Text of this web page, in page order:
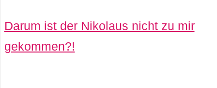
Darum ist der Nikolaus nicht zu mir
gekommen?!